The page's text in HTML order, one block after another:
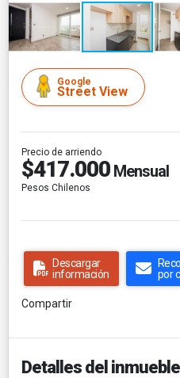
Google
Street View
Precio de arriendo
$417.000 Mensual
Pesos Chilenos
Descargar
información
por
Compartir
Detalles del inmueble